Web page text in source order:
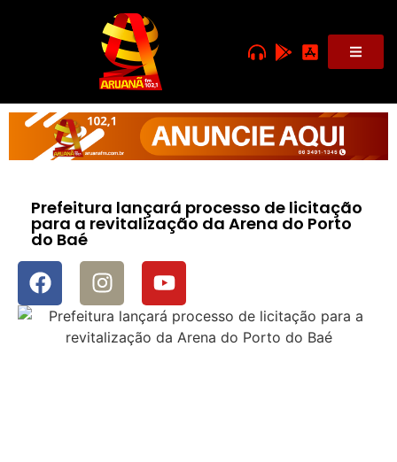
Prefeitura lançará processo de licitação
para a revitalização da Arena do Porto
do Baé